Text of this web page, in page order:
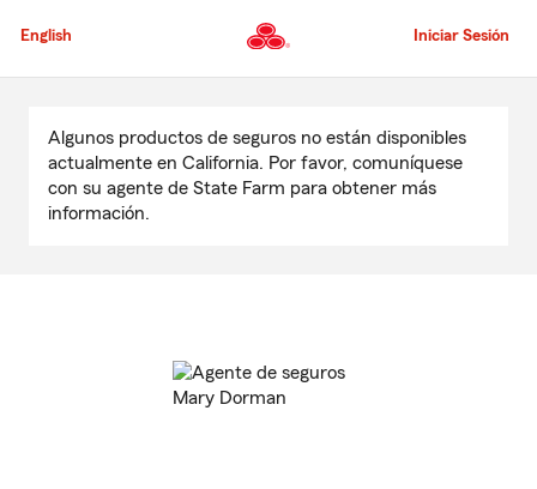
al
principal
English Iniciar Sesión
contenido
principal
Algunos productos de seguros no están disponibles
actualmente en California. Por favor, comuníquese
con su agente de State Farm para obtener más
información.